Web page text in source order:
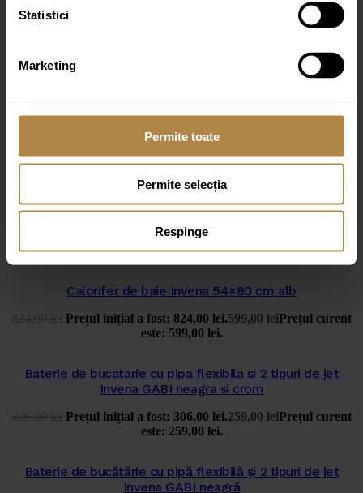
Statistici
Marketing
Permite toate
Permite selecția
Respinge
Nume *
Produse similare
Calorifer de baie Invena 54×80 cm alb
824,00lei Prețul inițial a fost: 824,00 lei.599,00 leiPrețul curent
este: 599,00 lei.
Baterie de bucatarie cu pipa flexibila si 2 tipuri de jet
Invena GABI neagra si crom
306,00lei Prețul inițial a fost: 306,00 lei.259,00 leiPrețul curent
este: 259,00 lei.
Baterie de bucătărie cu pipă flexibilă și 2 tipuri de jet
Invena GABI neagră